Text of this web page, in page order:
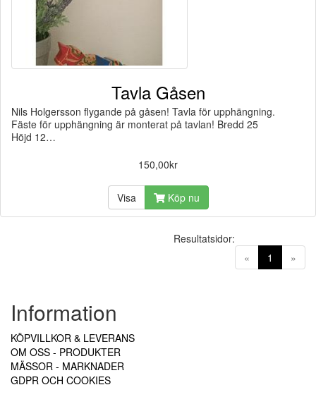
Tavla Gåsen
Nils Holgersson flygande på gåsen! Tavla för upphängning.
Fäste för upphängning är monterat på tavlan! Bredd 25
Höjd 12…
150,00kr
Visa Köp nu
« 1 (current)
»
Resultatsidor:
Information
KÖPVILLKOR & LEVERANS
OM OSS - PRODUKTER
MÄSSOR - MARKNADER
GDPR OCH COOKIES